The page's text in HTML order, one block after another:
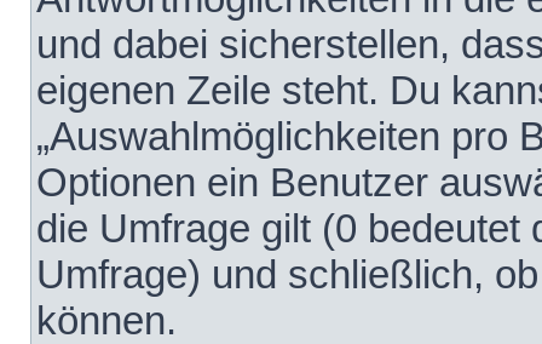
und dabei sicherstellen,
eigenen Zeile steht. Du
„Auswahlmöglichkeiten pro
Optionen ein Benutzer
die Umfrage gilt (0 bedeutet
Umfrage) und schließlich,
können.